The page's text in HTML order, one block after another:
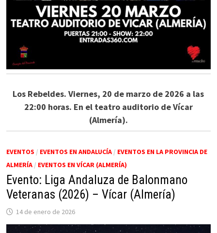
Los Rebeldes. Viernes, 20 de marzo de 2026 a las
22:00 horas. En el teatro auditorio de Vícar
(Almería).
EVENTOS / EVENTOS EN ANDALUCÍA/ EVENTOS EN LA PROVINCIA DE
ALMERÍA/ EVENTOS EN VÍCAR (ALMERÍA)
Evento: Liga Andaluza de Balonmano
Veteranas (2026) – Vícar (Almería)
14 de enero de 2026